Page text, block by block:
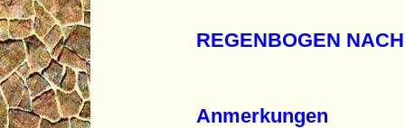
REGENBOGEN
Anmerkungen